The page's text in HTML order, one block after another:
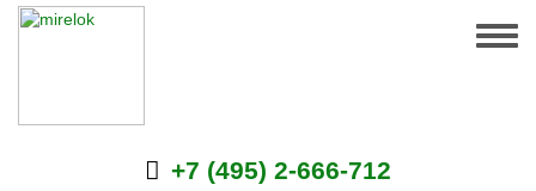
+7 (495) 2-666-712